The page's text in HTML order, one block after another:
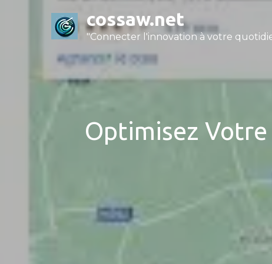
cossaw.net
"Connecter l'innovation à votre
Optimisez